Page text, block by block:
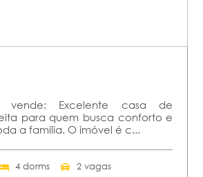
vende: Excelente casa de
para quem busca conforto e
a família. O imóvel é c...
4 dorms 2 vagas